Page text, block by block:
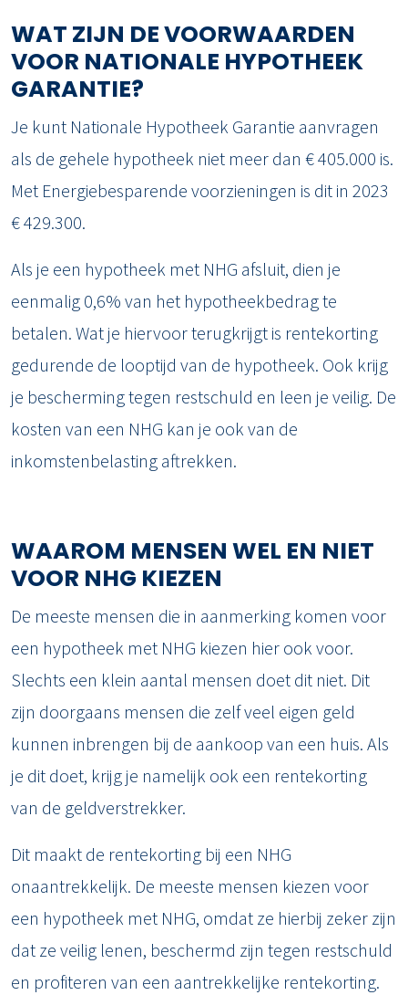
WAT ZIJN DE VOORWAARDEN
VOOR NATIONALE HYPOTHEEK
GARANTIE?
Je kunt Nationale Hypotheek Garantie aanvragen
als de gehele hypotheek niet meer dan € 405.000 is.
Met Energiebesparende voorzieningen is dit in 2023
€ 429.300.
Als je een hypotheek met NHG afsluit, dien je
eenmalig 0,6% van het hypotheekbedrag te
betalen. Wat je hiervoor terugkrijgt is rentekorting
gedurende de looptijd van de hypotheek. Ook krijg
je bescherming tegen restschuld en leen je veilig. De
kosten van een NHG kan je ook van de
inkomstenbelasting aftrekken.
WAAROM MENSEN WEL EN NIET
VOOR NHG KIEZEN
De meeste mensen die in aanmerking komen voor
een hypotheek met NHG kiezen hier ook voor.
Slechts een klein aantal mensen doet dit niet. Dit
zijn doorgaans mensen die zelf veel eigen geld
kunnen inbrengen bij de aankoop van een huis. Als
je dit doet, krijg je namelijk ook een rentekorting
van de geldverstrekker.
Dit maakt de rentekorting bij een NHG
onaantrekkelijk. De meeste mensen kiezen voor
een hypotheek met NHG, omdat ze hierbij zeker zijn
dat ze veilig lenen, beschermd zijn tegen restschuld
en profiteren van een aantrekkelijke rentekorting.